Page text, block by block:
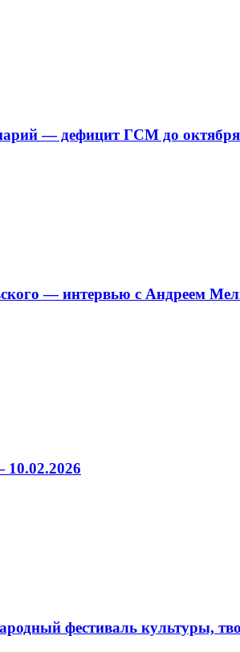
— дефицит ГСМ до октября
— интервью с Андреем
фестиваль культуры,